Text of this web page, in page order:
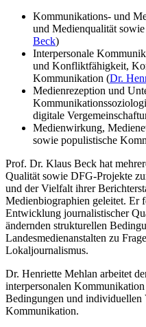
Kommunikations- und
und Medienqualität
Beck)
Interpersonale
und Konfliktfähigkeit,
Kommunikation (Dr.
Medienrezeption und
digitale
Medienwirkung,
sowie populistische
Prof. Dr. Klaus Beck hat
Qualität sowie DFG-Projekte
und der Vielfalt ihrer
Medienbiographien geleitet. Er
Entwicklung journalistischer
ändernden strukturellen
Landesmedienanstalten zu
Lokaljournalismus.
Dr. Henriette Mehlan arbeitet
interpersonalen
Bedingungen und individuellen
Kommunikation.